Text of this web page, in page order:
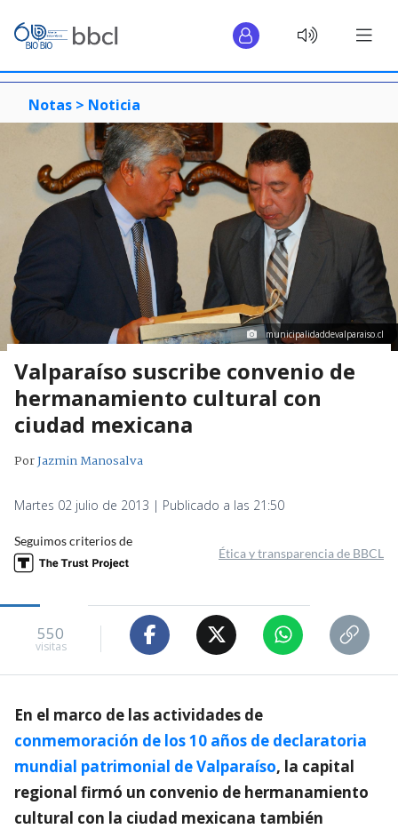
Notas > Noticia
municipalidaddevalparaiso.cl
Valparaíso suscribe convenio de
hermanamiento cultural con
ciudad mexicana
PorJazmin Manosalva
Martes 02 julio de 2013 | Publicado a las 21:50
Seguimos criterios de
Ética y transparencia de BBCL
550
visitas
En el marco de las actividades de
conmemoración de los 10 años de declaratoria
mundial patrimonial de Valparaíso, la capital
regional firmó un convenio de hermanamiento
cultural con la ciudad mexicana también